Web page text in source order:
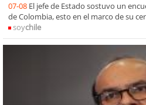
07-08 El jefe de Estado sostuvo un
de Colombia, esto en el marco de su
soychile